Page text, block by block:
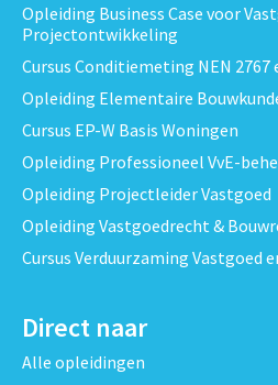
Opleiding Business Case voor
Projectontwikkeling
Cursus Conditiemeting NEN 2767
Opleiding Elementaire
Cursus EP-W Basis Woningen
Opleiding Professioneel VvE-
Opleiding Projectleider Vastgoed
Opleiding Vastgoedrecht &
Cursus Verduurzaming Vastgoed
Direct naar
Alle opleidingen